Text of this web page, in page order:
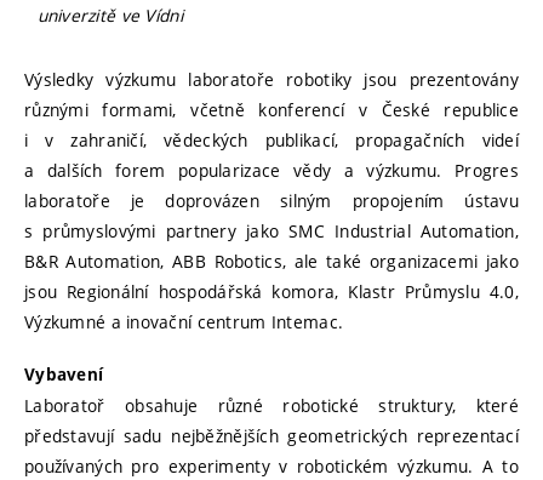
univerzitě ve Vídni
Výsledky výzkumu laboratoře robotiky jsou prezentovány
různými formami, včetně konferencí v České republice
i v zahraničí, vědeckých publikací, propagačních videí
a dalších forem popularizace vědy a výzkumu. Progres
laboratoře je doprovázen silným propojením ústavu
s průmyslovými partnery jako SMC Industrial Automation,
B&R Automation, ABB Robotics, ale také organizacemi jako
jsou Regionální hospodářská komora, Klastr Průmyslu 4.0,
Výzkumné a inovační centrum Intemac.
Vybavení
Laboratoř obsahuje různé robotické struktury, které
představují sadu nejběžnějších geometrických reprezentací
používaných pro experimenty v robotickém výzkumu. A to